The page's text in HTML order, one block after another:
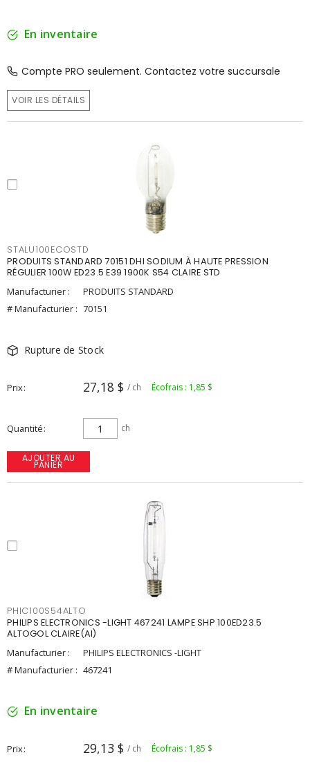
En inventaire
Compte PRO seulement. Contactez votre succursale
VOIR LES DÉTAILS
STALU100ECOSTD
PRODUITS STANDARD 70151 DHI SODIUM À HAUTE PRESSION
RÉGULIER 100W ED23.5 E39 1900K S54 CLAIRE STD
Manufacturier :
PRODUITS STANDARD
# Manufacturier : 70151
Rupture de Stock
Prix 27,18 $ / ch Écofrais : 1,85 $
Quantité ch
AJOUTER AU
PANIER
PHIC100S54ALTO
PHILIPS ELECTRONICS -LIGHT 467241 LAMPE SHP 100ED23.5
ALTOGOL CLAIRE(AI)
Manufacturier :
PHILIPS ELECTRONICS -LIGHT
# Manufacturier : 467241
En inventaire
Prix 29,13 $ / ch Écofrais : 1,85 $